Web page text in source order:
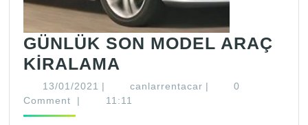
GÜNLÜK SON MODEL ARAÇ
KİRALAMA
SON
MODEL
13/01/2021 13/01/2021
| canlarrentacar canlarrentacar
|
0
Comment
| 11:11